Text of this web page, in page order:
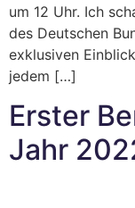
um 12 Uhr. Ich
des Deutschen
exklusiven
jedem […]
Erster
Jahr